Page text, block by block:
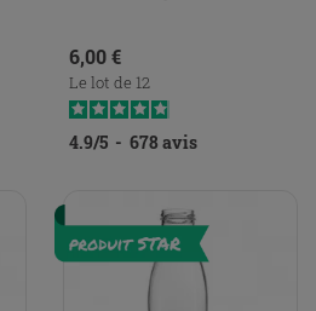
Prix
6,00 €
Le lot de 12
4.9/5 - 678 avis